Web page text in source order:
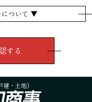
について ▼
・土地》